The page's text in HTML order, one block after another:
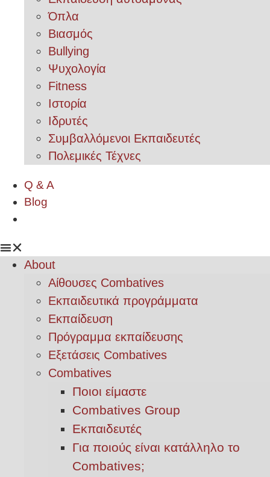
Όπλα
Βιασμός
Bullying
Ψυχολογία
Fitness
Ιστορία
Ιδρυτές
Συμβαλλόμενοι Εκπαιδευτές
Πολεμικές Τέχνες
Q & A
Blog
About
Αίθουσες Combatives
Εκπαιδευτικά προγράμματα
Εκπαίδευση
Πρόγραμμα εκπαίδευσης
Εξετάσεις Combatives
Combatives
Ποιοι είμαστε
Combatives Group
Εκπαιδευτές
Για ποιούς είναι κατάλληλο το
Combatives;